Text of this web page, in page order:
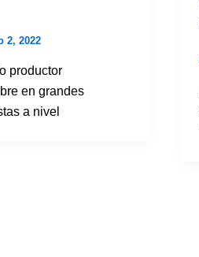
2, 2022
productor
en grandes
a nivel